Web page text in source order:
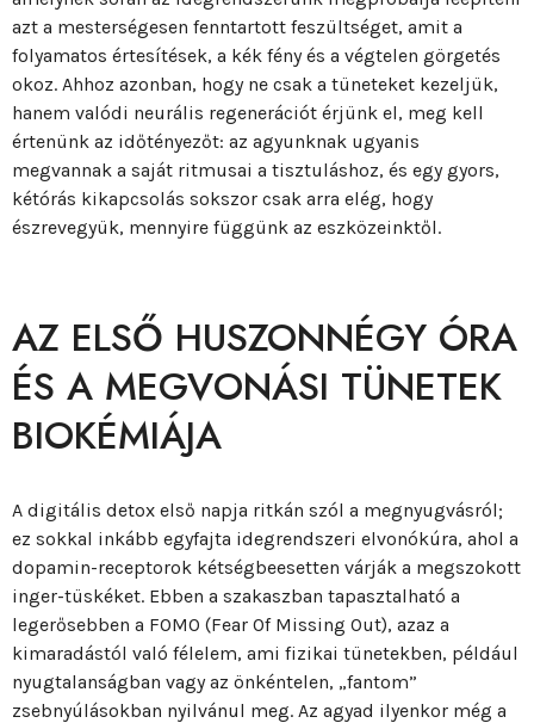
azt a mesterségesen fenntartott feszültséget, amit a
folyamatos értesítések, a kék fény és a végtelen görgetés
okoz. Ahhoz azonban, hogy ne csak a tüneteket kezeljük,
hanem valódi neurális regenerációt érjünk el, meg kell
értenünk az időtényezőt: az agyunknak ugyanis
megvannak a saját ritmusai a tisztuláshoz, és egy gyors,
kétórás kikapcsolás sokszor csak arra elég, hogy
észrevegyük, mennyire függünk az eszközeinktől.
AZ ELSŐ HUSZONNÉGY ÓRA
ÉS A MEGVONÁSI TÜNETEK
BIOKÉMIÁJA
A digitális detox első napja ritkán szól a megnyugvásról;
ez sokkal inkább egyfajta idegrendszeri elvonókúra, ahol a
dopamin-receptorok kétségbeesetten várják a megszokott
inger-tüskéket. Ebben a szakaszban tapasztalható a
legerősebben a FOMO (Fear Of Missing Out), azaz a
kimaradástól való félelem, ami fizikai tünetekben, például
nyugtalanságban vagy az önkéntelen, „fantom”
zsebnyúlásokban nyilvánul meg. Az agyad ilyenkor még a